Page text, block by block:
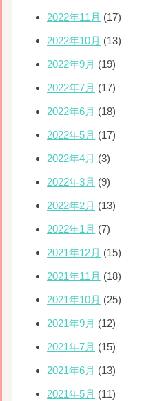
2022年11月 (17)
2022年10月 (13)
2022年9月 (19)
2022年7月 (17)
2022年6月 (18)
2022年5月 (17)
2022年4月 (3)
2022年3月 (9)
2022年2月 (13)
2022年1月 (7)
2021年12月 (15)
2021年11月 (18)
2021年10月 (25)
2021年9月 (12)
2021年7月 (15)
2021年6月 (13)
2021年5月 (11)